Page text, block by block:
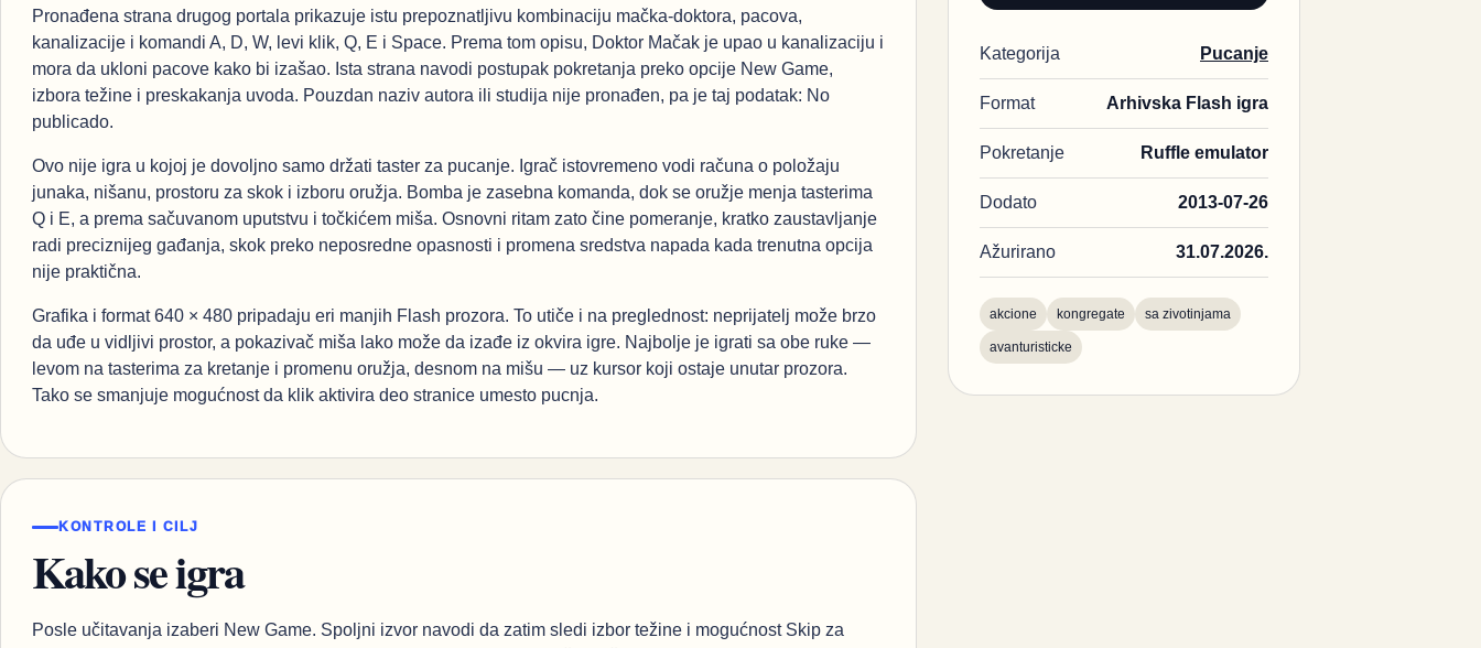
Pronađena strana drugog portala prikazuje istu prepoznatljivu kombinaciju mačka-doktora, pacova,
kanalizacije i komandi A, D, W, levi klik, Q, E i Space. Prema tom opisu, Doktor Mačak je upao u kanalizaciju i
mora da ukloni pacove kako bi izašao. Ista strana navodi postupak pokretanja preko opcije New Game,
izbora težine i preskakanja uvoda. Pouzdan naziv autora ili studija nije pronađen, pa je taj podatak: No
publicado.
Ovo nije igra u kojoj je dovoljno samo držati taster za pucanje. Igrač istovremeno vodi računa o položaju
junaka, nišanu, prostoru za skok i izboru oružja. Bomba je zasebna komanda, dok se oružje menja tasterima
Q i E, a prema sačuvanom uputstvu i točkićem miša. Osnovni ritam zato čine pomeranje, kratko zaustavljanje
radi preciznijeg gađanja, skok preko neposredne opasnosti i promena sredstva napada kada trenutna opcija
nije praktična.
Grafika i format 640 × 480 pripadaju eri manjih Flash prozora. To utiče i na preglednost: neprijatelj može brzo
da uđe u vidljivi prostor, a pokazivač miša lako može da izađe iz okvira igre. Najbolje je igrati sa obe ruke —
levom na tasterima za kretanje i promenu oružja, desnom na mišu — uz kursor koji ostaje unutar prozora.
Tako se smanjuje mogućnost da klik aktivira deo stranice umesto pucnja.
KONTROLE I CILJ
Kako se igra
Posle učitavanja izaberi New Game. Spoljni izvor navodi da zatim sledi izbor težine i mogućnost Skip za
Kategorija Pucanje
Format Arhivska Flash igra
Pokretanje Ruffle emulator
Dodato 2013-07-26
Ažurirano 31.07.2026.
akcione kongregate sa zivotinjama
avanturisticke